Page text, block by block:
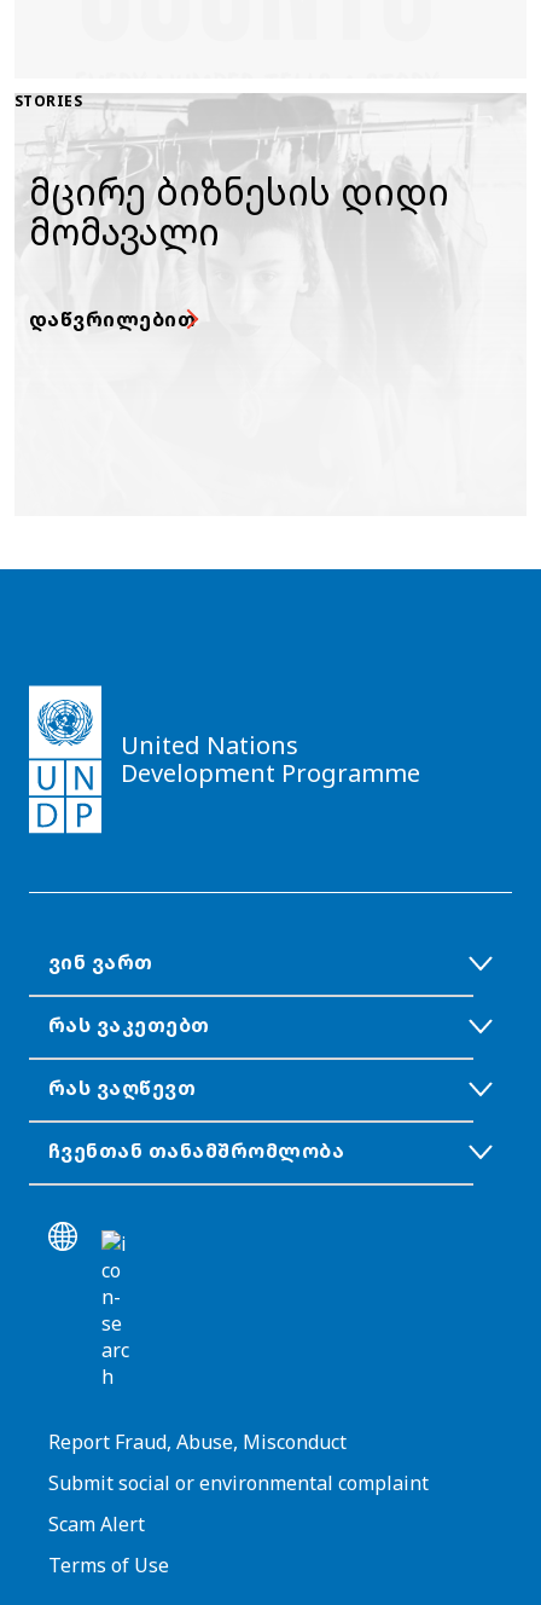
STORIES
მცირე ბიზნესის დიდი
მომავალი
ᲓᲐᲬᲕᲠᲘᲚᲔᲑᲘᲗ
United Nations
Development Programme
ᲕᲘᲜ ᲕᲐᲠᲗ
ᲠᲐᲡ ᲕᲐᲙᲔᲗᲔᲑᲗ
ᲠᲐᲡ ᲕᲐᲦᲬᲔᲕᲗ
ᲩᲕᲔᲜᲗᲐᲜ ᲗᲐᲜᲐᲛᲨᲠᲝᲛᲚᲝᲑᲐ
Report Fraud, Abuse, Misconduct
Submit social or environmental complaint
Scam Alert
Terms of Use